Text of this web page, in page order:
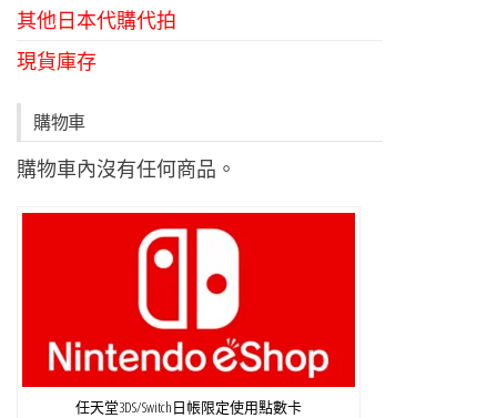
其他日本代購代拍
現貨庫存
購物車
購物車內沒有任何商品。
任天堂3DS/Switch日帳限定使用點數卡